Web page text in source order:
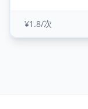
¥1.8/次